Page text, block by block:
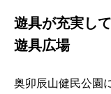
遊具が充実し
遊具広場
奥卯辰山健民公園